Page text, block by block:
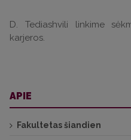
D. Tediashvili linkime
karjeros.
APIE
Fakultetas šiandien